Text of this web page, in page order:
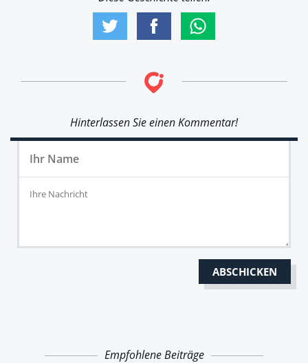
Hinterlassen Sie einen Kommentar!
Empfohlene Beiträge